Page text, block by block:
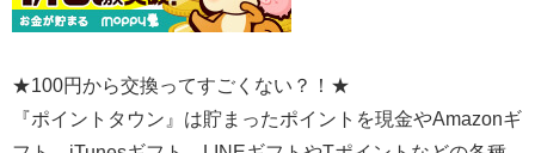
★100円から交換ってすごくない？！★
『ポイントタウン』は貯まったポイントを現金やAmazonギ